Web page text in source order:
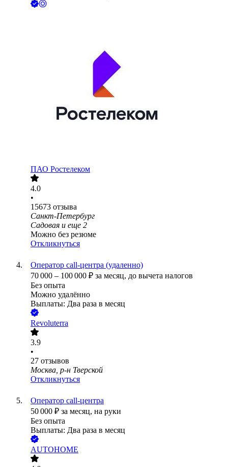
ПАО Ростелеком
4.0
•
15673 отзыва
Санкт-Петербург
Садовая и еще 2
Можно без резюме
Откликнуться
Оператор call-центра (удаленно)
70 000 – 100 000 ₽ за месяц, до вычета налогов
Без опыта
Можно удалённо
Выплаты: Два раза в месяц
Revoluterra
3.9
•
27 отзывов
Москва, р-н Тверской
Откликнуться
Оператор call-центра
50 000 ₽ за месяц, на руки
Без опыта
Выплаты: Два раза в месяц
AUTOHOME